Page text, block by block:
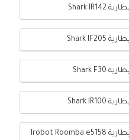
بطارية Shark IR142
بطارية Shark IF205
بطارية Shark F30
بطارية Shark IR100
بطارية Irobot Roomba e5158